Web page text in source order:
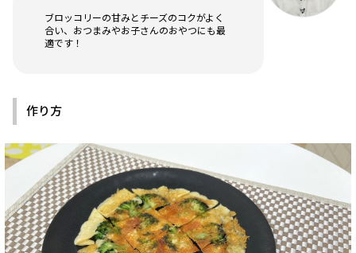
ブロッコリーの甘みとチーズのコクがよく
合い、おつまみやお子さんのおやつにも最
適です！
作り方